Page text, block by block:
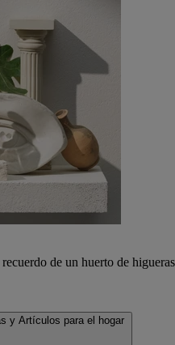
de un huerto de higueras
y Artículos para el hogar